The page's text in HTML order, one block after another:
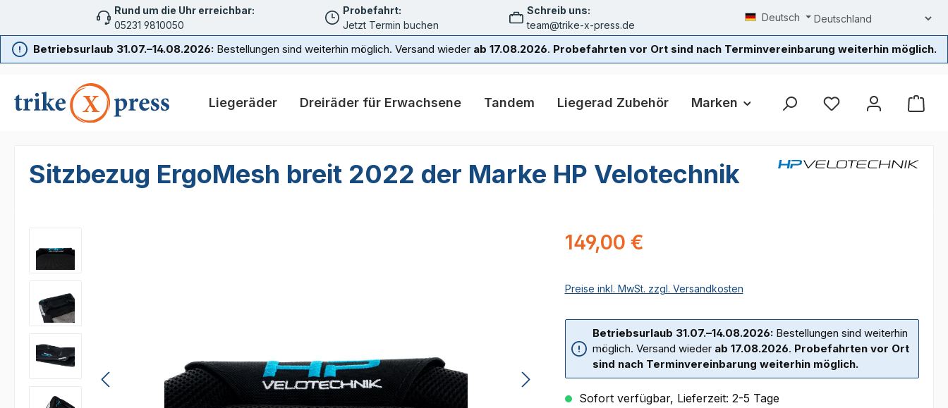
Hauptinhalt springen
Zur Suche springen
Zur Hauptnavigation springenRund um die Uhr erreichbar:
05231 9810050
Probefahrt:
Jetzt Termin buchen
Schreib uns:
team@trike-x-press.de
Deutsch
Betriebsurlaub 31.07.–14.08.2026:Bestellungen sind weiterhin möglich. Versand wieder ab 17.08.2026. Probefahrten vor Ort sind nach Terminvereinbarung weiterhin möglich.
Liegeräder Dreiräder für Erwachsene Tandem Liegerad Zubehör Marken Beratung / Probefahrt
Sitzbezug ErgoMesh breit 2022 der Marke HP Velotechnik
Regulärer Preis:
149,00 €
Preise inkl. MwSt. zzgl. Versandkosten
Betriebsurlaub 31.07.–14.08.2026:Bestellungen sind weiterhin
möglich. Versand wieder ab 17.08.2026. Probefahrten vor Ort
sind nach Terminvereinbarung weiterhin möglich.
Sofort verfügbar, Lieferzeit: 2-5 Tage